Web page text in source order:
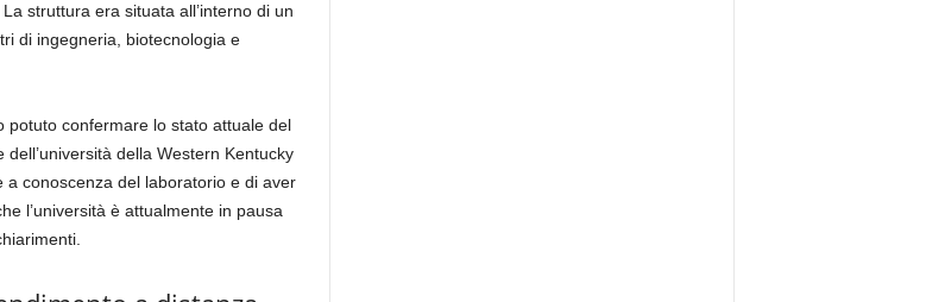
struttura era situata all’interno di un
di ingegneria, biotecnologia e
potuto confermare lo stato attuale del
della Western Kentucky
conoscenza del laboratorio e di aver
l’università è attualmente in pausa